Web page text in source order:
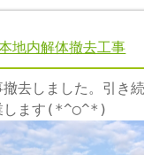
地内解体撤去工事
去しました。引き続
します(*^◯^*)